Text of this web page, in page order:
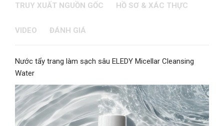
TRUY XUẤT NGUỒN GỐC HỒ SƠ & XÁC THỰC
VIDEO ĐÁNH GIÁ
Nước tẩy trang làm sạch sâu ELEDY Micellar Cleansing
Water